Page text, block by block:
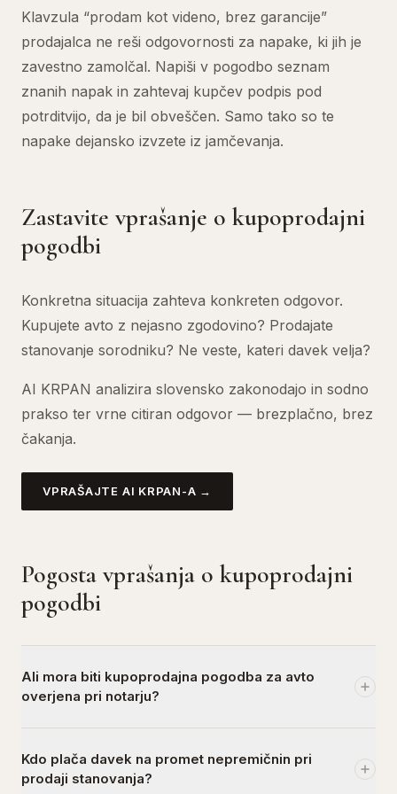
Klavzula “prodam kot videno, brez garancije”
prodajalca ne reši odgovornosti za napake, ki jih je
zavestno zamolčal. Napiši v pogodbo seznam
znanih napak in zahtevaj kupčev podpis pod
potrditvijo, da je bil obveščen. Samo tako so te
napake dejansko izvzete iz jamčevanja.
Zastavite vprašanje o kupoprodajni
pogodbi
Konkretna situacija zahteva konkreten odgovor.
Kupujete avto z nejasno zgodovino? Prodajate
stanovanje sorodniku? Ne veste, kateri davek velja?
AI KRPAN analizira slovensko zakonodajo in sodno
prakso ter vrne citiran odgovor — brezplačno, brez
čakanja.
VPRAŠAJTE AI KRPAN-A →
Pogosta vprašanja o kupoprodajni
pogodbi
Ali mora biti kupoprodajna pogodba za avto
overjena pri notarju?
ni zahtevano. Zadostuje pisna pogodba s podpisoma
prodajalca in kupca. Priporočljivo je, da vsebuje VIN, km
Kdo plača davek na promet nepremičnin pri
prodaji stanovanja?